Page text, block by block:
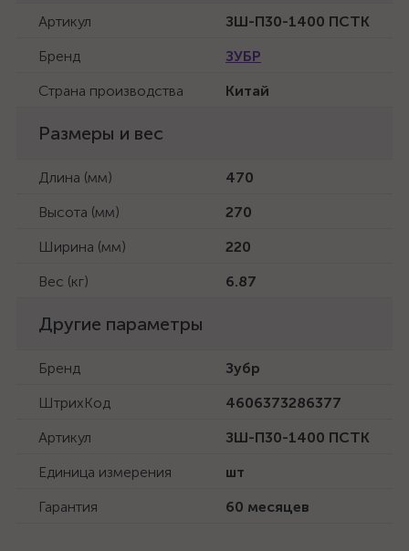
Артикул
ЗШ-П30-1400 ПСТК
Бренд
ЗУБР
Страна производства
Китай
Размеры и вес
Длина (мм)
470
Высота (мм)
270
Ширина (мм)
220
Вес (кг)
6.87
Другие параметры
Бренд
Зубр
ШтрихКод
4606373286377
Артикул
ЗШ-П30-1400 ПСТК
Единица измерения
шт
Гарантия
60 месяцев